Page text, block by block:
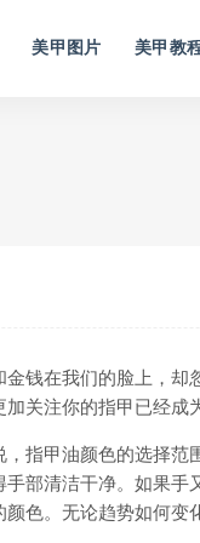
美甲图片 美甲教
在我们的脸上，却
关注你的指甲已经成
甲油颜色的选择范
部清洁干净。如果
色。无论趋势如何